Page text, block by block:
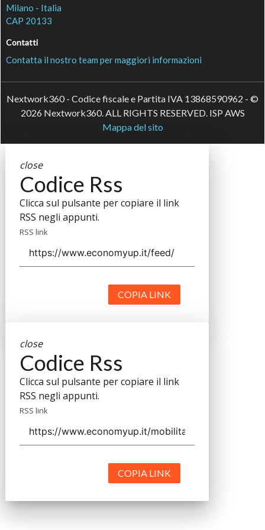
Milano - Italia
CAP 20133
Contatti
Contatta il nostro team per maggiori informazioni
Nextwork360 - Codice fiscale e Partita IVA 13868590962 - ©
2026 Nextwork360. ALL RIGHTS RESERVED. ISP AWS
Mappa del sito
close
Codice Rss
Clicca sul pulsante per copiare il link
RSS negli appunti.
RSS link
COPIA LINK
close
Codice Rss
Clicca sul pulsante per copiare il link
RSS negli appunti.
RSS link
COPIA LINK